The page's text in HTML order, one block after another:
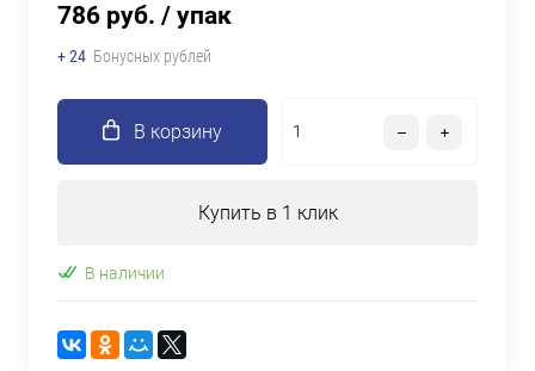
786 руб. / упак
+ 24 Бонусных рублей
В корзину
Купить в 1 клик
В наличии